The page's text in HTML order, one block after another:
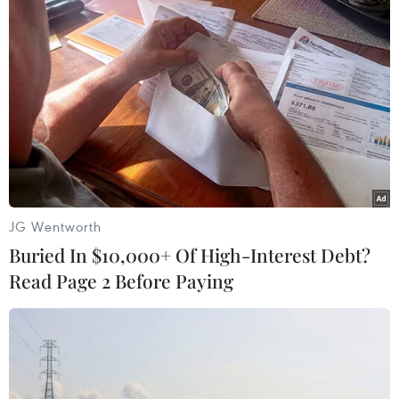
mạnh hơn dự kiến trong tháng
4/2024 và hoạt động xuất khẩu
các mặt hàng này cũng khởi sắc.
(TTXVN/Vietnam+)
JG Wentworth
Buried In $10,000+ Of High-Interest Debt?
Read Page 2 Before Paying